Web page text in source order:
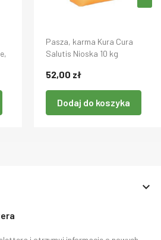
Pasza, karma Kura Cura
Salutis Nioska 10 kg
52,00 zł
Dodaj do koszyka
keyboard_arrow_down